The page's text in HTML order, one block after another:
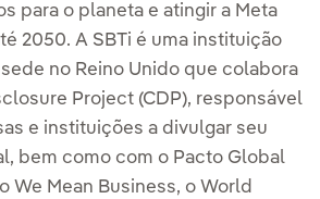
para o planeta e atingir a Meta
2050. A SBTi é uma instituição
no Reino Unido que colabora
Project (CDP), responsável
e instituições a divulgar seu
bem como com o Pacto Global
We Mean Business, o World